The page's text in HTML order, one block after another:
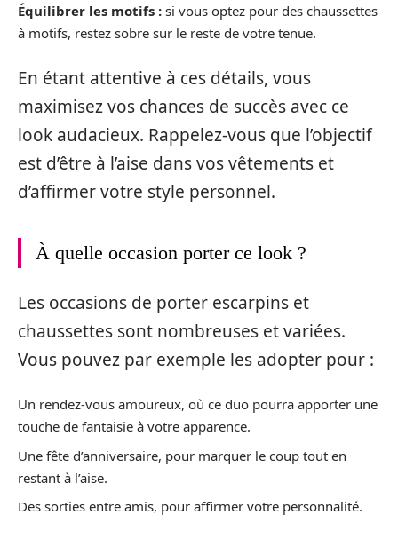
Équilibrer les motifs : si vous optez pour des chaussettes
à motifs, restez sobre sur le reste de votre tenue.
En étant attentive à ces détails, vous
maximisez vos chances de succès avec ce
look audacieux. Rappelez-vous que l’objectif
est d’être à l’aise dans vos vêtements et
d’affirmer votre style personnel.
À quelle occasion porter ce look ?
Les occasions de porter escarpins et
chaussettes sont nombreuses et variées.
Vous pouvez par exemple les adopter pour :
Un rendez-vous amoureux, où ce duo pourra apporter une
touche de fantaisie à votre apparence.
Une fête d’anniversaire, pour marquer le coup tout en
restant à l’aise.
Des sorties entre amis, pour affirmer votre personnalité.